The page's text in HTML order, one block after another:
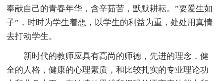
奉献自己的青春年华，含辛茹苦，默默耕耘。”要爱生如
子”，时时为学生着想，以学生的利益为重，处处用真情
去打动学生。
新时代的教师应具有高尚的师德，先进的理念，健
全的人格，健康的心理素质，和比较扎实的专业理论功